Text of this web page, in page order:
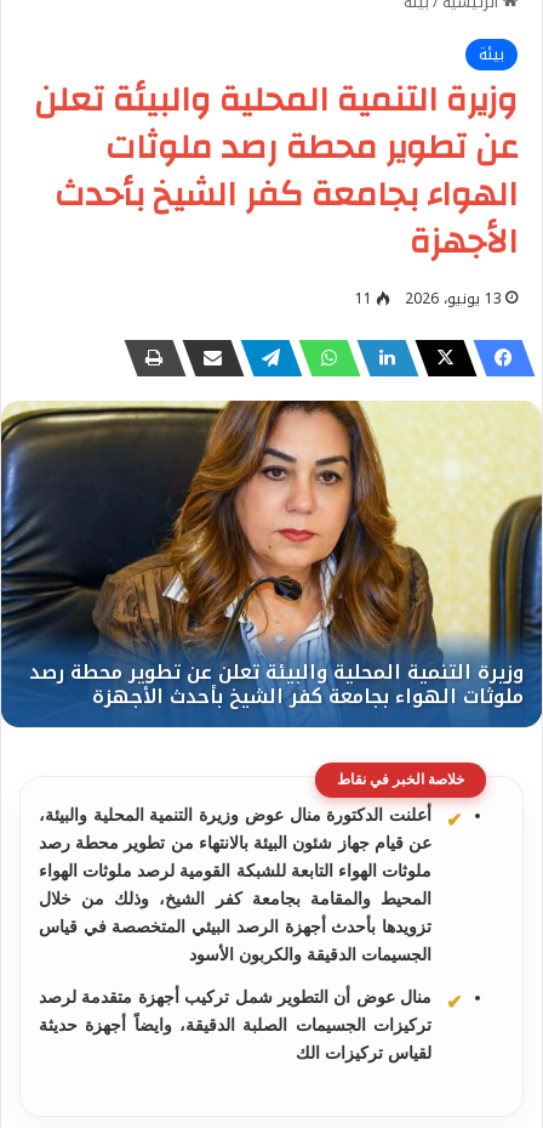
بيئة
وزيرة التنمية المحلية والبيئة تعلن
عن تطوير محطة رصد ملوثات
الهواء بجامعة كفر الشيخ بأحدث
الأجهزة
13 يونيو، 2026 11
خلاصة الخبر في نقاط
أعلنت الدكتورة منال عوض وزيرة التنمية المحلية والبيئة،
عن قيام جهاز شئون البيئة بالانتهاء من تطوير محطة رصد
ملوثات الهواء التابعة للشبكة القومية لرصد ملوثات الهواء
المحيط والمقامة بجامعة كفر الشيخ، وذلك من خلال
تزويدها بأحدث أجهزة الرصد البيئي المتخصصة في قياس
الجسيمات الدقيقة والكربون الأسود
منال عوض أن التطوير شمل تركيب أجهزة متقدمة لرصد
تركيزات الجسيمات الصلبة الدقيقة، وايضاً أجهزة حديثة
لقياس تركيزات الك